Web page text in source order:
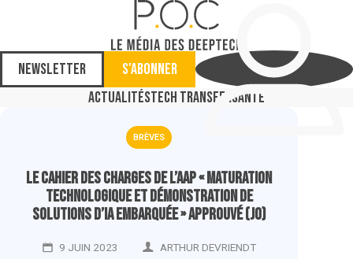
Newsletter
S'abonner
ActualitésTech TransferSanté
BRÈVES
Le cahier des charges de l’AAP « Maturation
technologique et démonstration de
solutions d’IA embarquée » approuvé (JO)
9 JUIN 2023 ARTHUR DEVRIENDT